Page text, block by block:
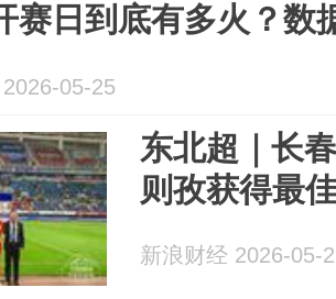
赛日到底有多火？数
05-25
东北超｜长
则孜获得最
新浪财经 2026-05-